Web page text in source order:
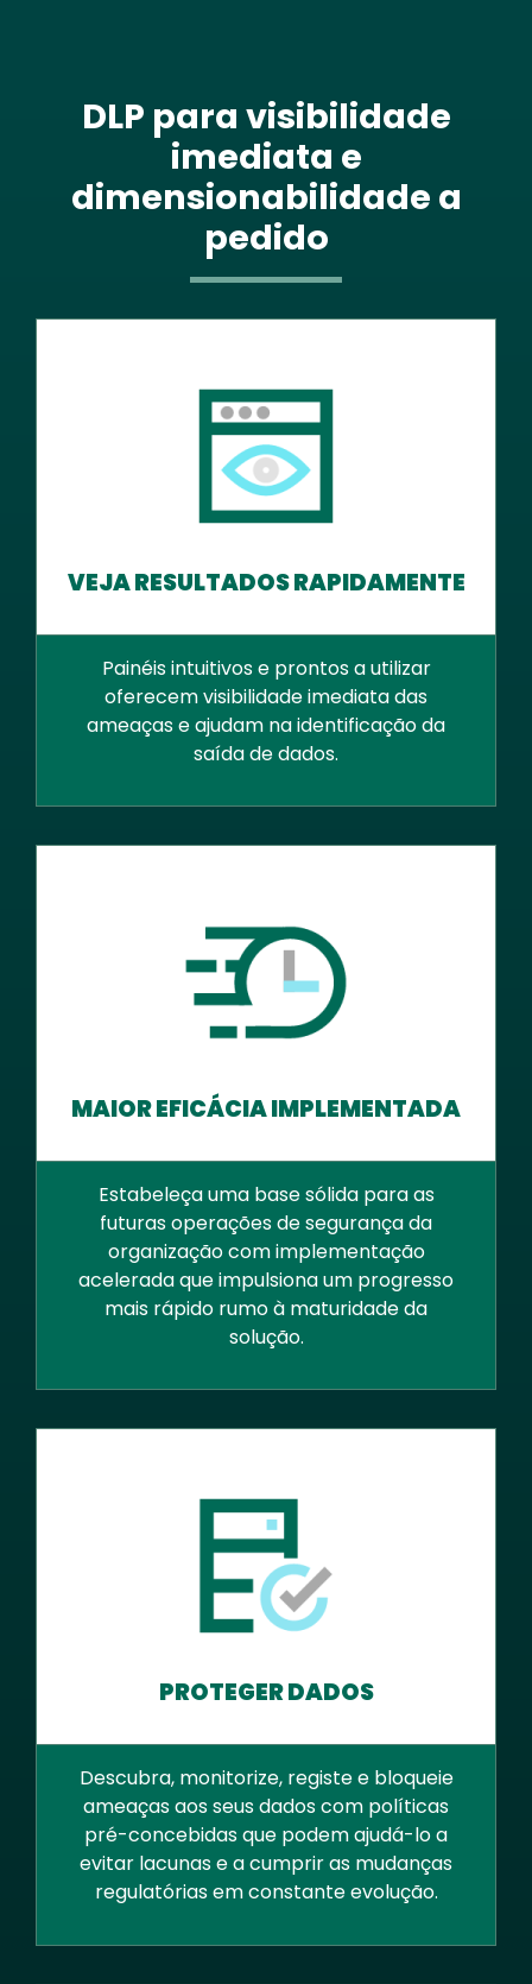
DLP para visibilidade
imediata e
dimensionabilidade a
pedido
VEJA RESULTADOS RAPIDAMENTE
Painéis intuitivos e prontos a utilizar
oferecem visibilidade imediata das
ameaças e ajudam na identificação da
saída de dados.
MAIOR EFICÁCIA IMPLEMENTADA
Estabeleça uma base sólida para as
futuras operações de segurança da
organização com implementação
acelerada que impulsiona um progresso
mais rápido rumo à maturidade da
solução.
PROTEGER DADOS
Descubra, monitorize, registe e bloqueie
ameaças aos seus dados com políticas
pré-concebidas que podem ajudá-lo a
evitar lacunas e a cumprir as mudanças
regulatórias em constante evolução.